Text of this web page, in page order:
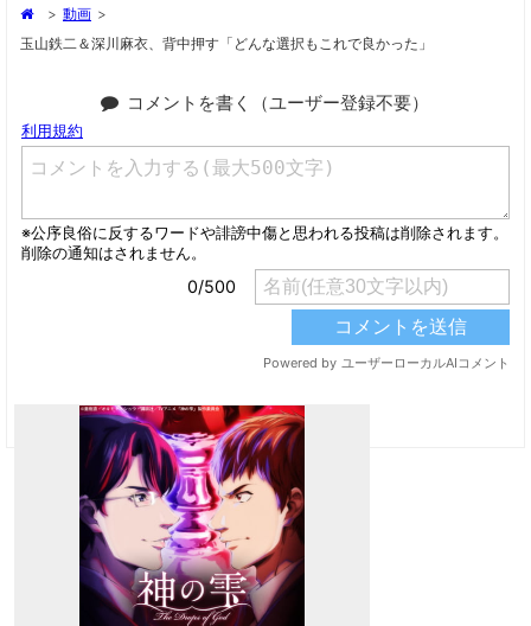
> 動画 >
玉山鉄二＆深川麻衣、背中押す「どんな選択もこれで良かった」
コメントを書く（ユーザー登録不要）